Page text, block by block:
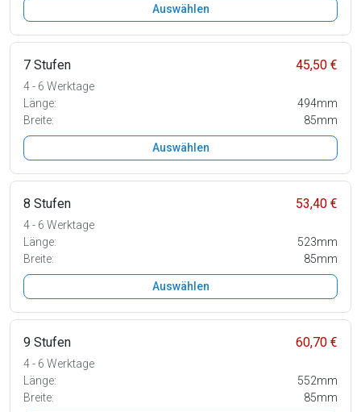
Auswählen
7 Stufen 45,50 €
4 - 6 Werktage
Länge:
494mm
Breite:
85mm
Auswählen
8 Stufen 53,40 €
4 - 6 Werktage
Länge:
523mm
Breite:
85mm
Auswählen
9 Stufen 60,70 €
4 - 6 Werktage
Länge:
552mm
Breite:
85mm